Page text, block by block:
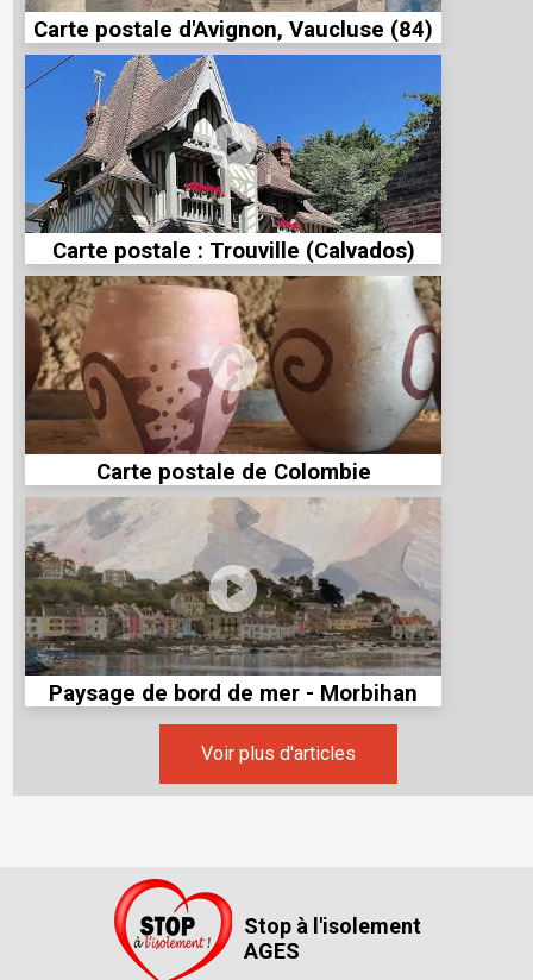
Carte postale d'Avignon, Vaucluse (84)
Carte postale : Trouville (Calvados)
Carte postale de Colombie
Paysage de bord de mer - Morbihan
Voir plus d'articles
Stop à l'isolement
AGES